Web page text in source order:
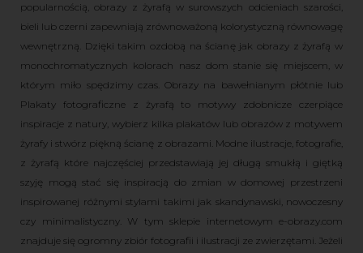
popularnością, obrazy z żyrafą w surowszych odcieniach szarości,
bieli lub czerni zapewniają zrównoważoną kolorystyczną równowagę
wewnętrzną. Dzięki takim ozdobą na ścianę jak obrazy z żyrafą w
monochromatycznych kolorach nasz dom stanie się miejscem, w
którym miło spędzimy czas. Obrazy na bawełnianym płótnie lub
Plakaty fotograficzne z żyrafą to motywy zdobnicze czerpiące
inspiracje z natury, wybierz kilka plakatów lub obrazów z motywem
żyrafy i stwórz piękną ścianę z obrazami. Modne ilustracje, fotografie,
z żyrafą które najczęściej przedstawiają jej długą smukłą i giętką
szyję mogą stać się inspiracją do zmian w domowej przestrzeni
inspirowanej różnymi stylami takimi jak skandynawski, nowoczesny
czy minimalistyczny. W tym sklepie internetowym e-obrazy.com
znajduje się ogromny zbiór fotografii i ilustracji ze zwierzętami. Jeżeli